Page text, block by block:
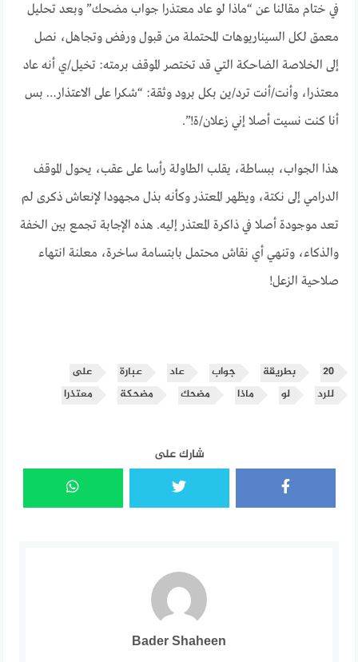
في ختام مقالنا عن “ماذا لو عاد معتذرا جواب مضحك” وبعد تحليل
معمق لكل السيناريوهات المحتملة من قبول ورفض وتجاهل، نصل
إلى الخلاصة الضاحكة التي قد تختصر الموقف برمته: تخيل/ي أنه عاد
معتذرا، وأنت/أنت ترد/ين بكل برود وثقة: “شكرا على الاعتذار… بس
أنا كنت نسيت أصلا إني زعلان/ة!”.
هذا الجواب، ببساطة، يقلب الطاولة رأسا على عقب، يحول الموقف
الدرامي إلى نكتة، ويظهر المعتذر وكأنه بذل مجهودا لإنعاش ذكرى لم
تعد موجودة أصلا في ذاكرة المعتذر إليه. هذه الإجابة تجمع بين الخفة
والذكاء، وتنهي أي نقاش محتمل بابتسامة ساخرة، معلنة انتهاء
صلاحية الزعل!
20 بطريقة جواب عاد عبارة
على
للرد
لو ماذا مضحك مضحكة معتذرا
شارك على
Bader Shaheen